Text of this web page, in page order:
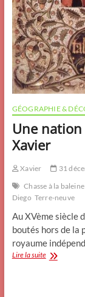
GÉOGRAPHIE &
Une
Xavier
Xavier
31
Chasse à la baleine
Diego Terre-neuve
Au XVème siècle
boutés hors de la
royaume
Lire la suiteUne